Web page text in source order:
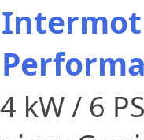
Intermot
kW / 6